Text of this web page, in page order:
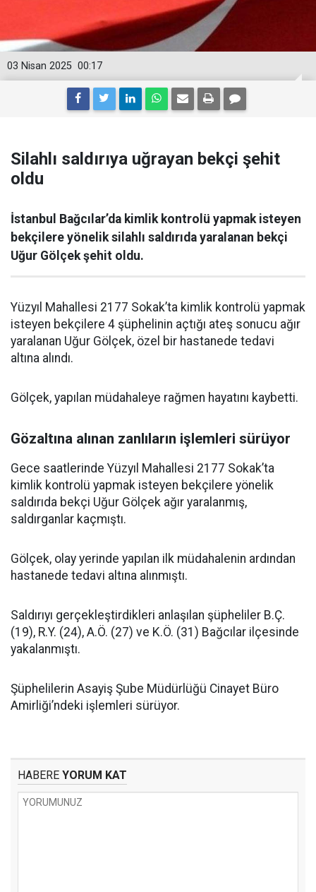
00:17
03 Nisan 2025
Silahlı saldırıya uğrayan bekçi şehit
oldu
İstanbul Bağcılar’da kimlik kontrolü yapmak isteyen
bekçilere yönelik silahlı saldırıda yaralanan bekçi
Uğur Gölçek şehit oldu.
Yüzyıl Mahallesi 2177 Sokak’ta kimlik kontrolü yapmak
isteyen bekçilere 4 şüphelinin açtığı ateş sonucu ağır
yaralanan Uğur Gölçek, özel bir hastanede tedavi
altına alındı.
Gölçek, yapılan müdahaleye rağmen hayatını kaybetti.
Gözaltına alınan zanlıların işlemleri sürüyor
Gece saatlerinde Yüzyıl Mahallesi 2177 Sokak’ta
kimlik kontrolü yapmak isteyen bekçilere yönelik
saldırıda bekçi Uğur Gölçek ağır yaralanmış,
saldırganlar kaçmıştı.
Gölçek, olay yerinde yapılan ilk müdahalenin ardından
hastanede tedavi altına alınmıştı.
Saldırıyı gerçekleştirdikleri anlaşılan şüpheliler B.Ç.
(19), R.Y. (24), A.Ö. (27) ve K.Ö. (31) Bağcılar ilçesinde
yakalanmıştı.
Şüphelilerin Asayiş Şube Müdürlüğü Cinayet Büro
Amirliği’ndeki işlemleri sürüyor.
HABERE YORUM KAT